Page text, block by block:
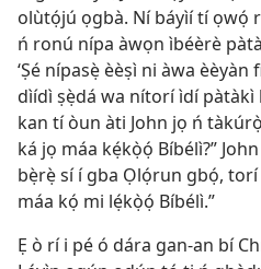
olùtọ́jú ọgbà. Ní báyìí tí ọwọ́
ń ronú nípa àwọn ìbéèrè
‘Ṣé nípasẹ̀ èèṣì ni àwa
dìídì ṣẹ̀dá wa nítorí ìdí pàtàkì
kan tí òun àti John jọ ń
ká jọ máa kẹ́kọ̀ọ́ Bíbélì?”
bẹ̀rẹ̀ sí í gba Ọlọ́run gbọ́,
máa kọ́ mi lẹ́kọ̀ọ́ Bíbélì.”
Ẹ ò rí i pé ó dára gan-an bí